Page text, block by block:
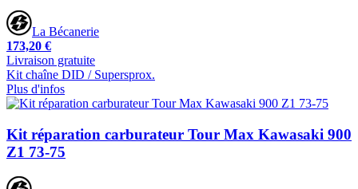
La Bécanerie
173,20 €
Livraison gratuite
Kit chaîne DID / Supersprox.
Plus d'infos
Kit réparation carburateur Tour Max Kawasaki 900
Z1 73-75